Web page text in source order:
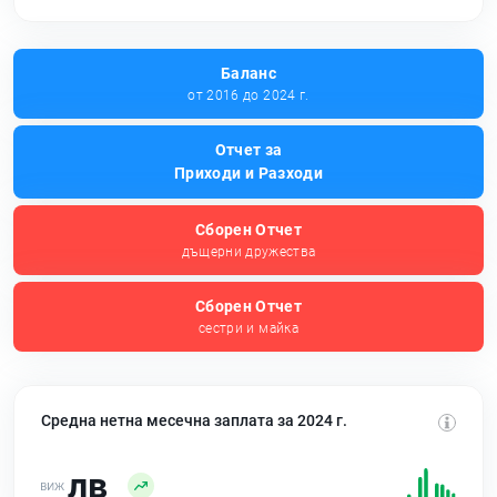
Баланс
от 2016 до 2024 г.
Отчет за
Приходи и Разходи
Сборен Отчет
дъщерни дружества
Сборен Отчет
сестри и майка
Средна нетна месечна заплата за 2024 г.
лв